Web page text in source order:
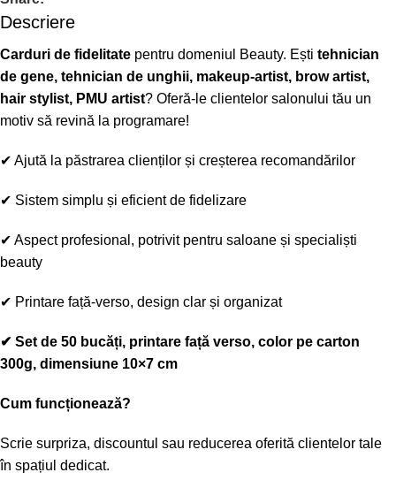
Descriere
Carduri de fidelitate pentru domeniul Beauty. Ești tehnician
de gene, tehnician de unghii, makeup-artist, brow artist,
hair stylist, PMU artist? Oferă-le clientelor salonului tău un
motiv să revină la programare!
✔ Ajută la păstrarea clienților și creșterea recomandărilor
✔ Sistem simplu și eficient de fidelizare
✔ Aspect profesional, potrivit pentru saloane și specialiști
beauty
✔ Printare față-verso, design clar și organizat
✔ Set de 50 bucăți, printare față verso, color pe carton
300g, dimensiune 10×7 cm
Cum funcționează?
Scrie surpriza, discountul sau reducerea oferită clientelor tale
în spațiul dedicat.